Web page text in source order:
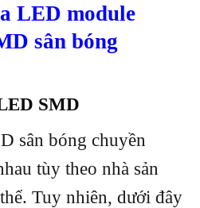
LED module
sân bóng
SMD
sân bóng chuyền
tùy theo nhà sản
Tuy nhiên, dưới đây